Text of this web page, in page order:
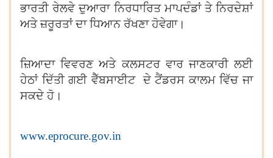
ਭਾਰਤੀ ਰੇਲਵੇ ਦੁਆਰਾ ਨਿਰਧਾਰਿਤ ਮਾਪਦੰਡਾਂ ਤੇ ਨਿਰਦੇਸ਼ਾਂ
ਅਤੇ ਜ਼ਰੂਰਤਾਂ ਦਾ ਧਿਆਨ ਰੱਖਣਾ ਹੋਵੇਗਾ।
ਜ਼ਿਆਦਾ ਵਿਵਰਣ ਅਤੇ ਕਲਸਟਰ ਵਾਰ ਜਾਣਕਾਰੀ ਲਈ
ਹੇਠਾਂ ਦਿੱਤੀ ਗਈ ਵੈੱਬਸਾਈਟ ਦੇ ਟੈਂਡਰਸ ਕਾਲਮ ਵਿੱਚ ਜਾ
ਸਕਦੇ ਹੋ।
www.eprocure.gov.in